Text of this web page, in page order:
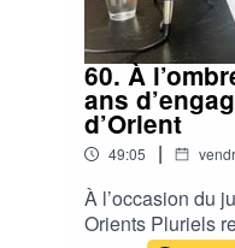
60. À
ans
d’Orient
49:05 |
À l’occasion du
Orients Pluriels